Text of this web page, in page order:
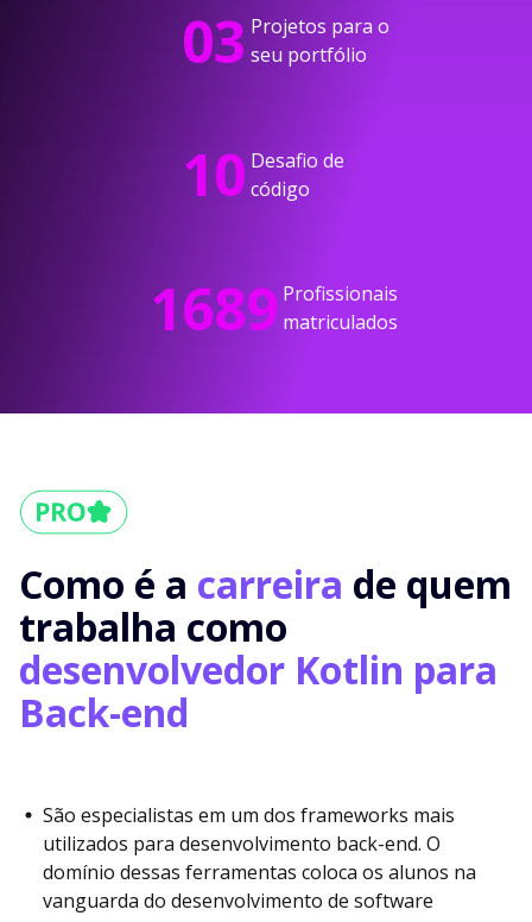
03 Projetos para o
seu portfólio
10 Desafio de
código
1689 Profissionais
matriculados
Como é a carreira de quem
trabalha como
desenvolvedor Kotlin para
Back-end
São especialistas em um dos frameworks mais
utilizados para desenvolvimento back-end. O
domínio dessas ferramentas coloca os alunos na
vanguarda do desenvolvimento de software